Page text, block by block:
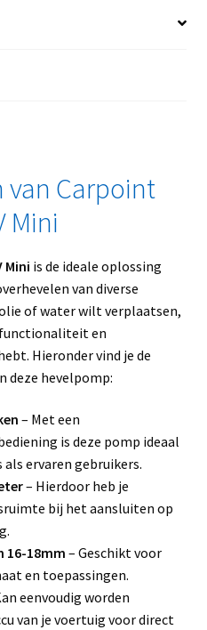
van Carpoint
Mini
Mini is de ideale oplossing
van diverse
of water wilt verplaatsen,
en
Hieronder vind je de
deze hevelpomp:
– Met een
is deze pomp ideaal
ervaren gebruikers.
– Hierdoor heb je
bij het aansluiten op
16-18mm – Geschikt voor
en toepassingen.
eenvoudig worden
van je voertuig voor direct